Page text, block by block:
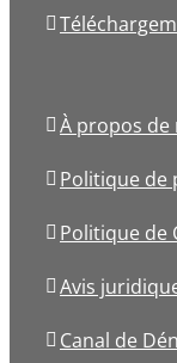
À propos de
Politique de
Politique de
Avis
Canal de